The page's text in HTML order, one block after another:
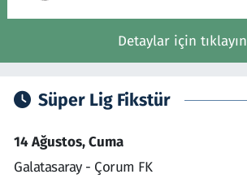
Detaylar için tıklayın
Süper Lig Fikstür
14 Ağustos, Cuma
Galatasaray - Çorum FK